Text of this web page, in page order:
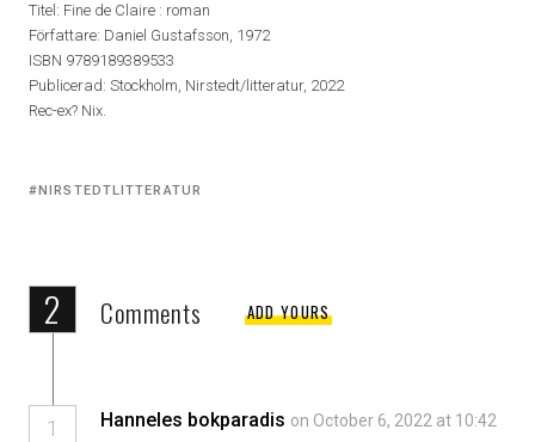
Titel: Fine de Claire : roman
Författare: Daniel Gustafsson, 1972
ISBN 9789189389533
Publicerad: Stockholm, Nirstedt/litteratur, 2022
Rec-ex? Nix.
Tagged
NIRSTEDTLITTERATUR
2 Comments ADD YOURS
1 Hanneles bokparadis on October 6, 2022 at 10:42